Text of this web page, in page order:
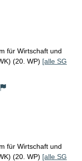
für Wirtschaft und
(20. WP) [alle SG
für Wirtschaft und
(20. WP) [alle SG